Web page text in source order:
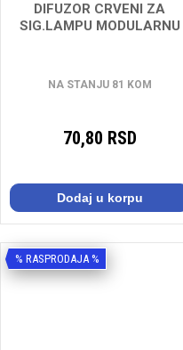
DIFUZOR CRVENI ZA
SIG.LAMPU MODULARNU
NA STANJU 81 KOM
70,80 RSD
Dodaj u korpu
% RASPRODAJA %